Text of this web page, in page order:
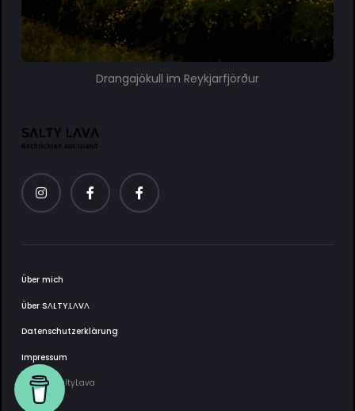
Drangajökull im Reykjarfjörður
Über mich
Über SΛLTY.LΛVΛ
Datenschutzerklärung
Impressum
2025 © SaltyLava